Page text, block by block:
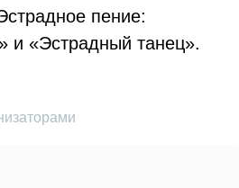
пение:
и «Эстрадный танец».